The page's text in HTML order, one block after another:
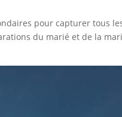
pour capturer tous
du marié et de la